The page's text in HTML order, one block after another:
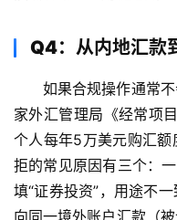
Q4：从内地汇款
如果合规操作通常
家外汇管理局《经常项
个人每年5万美元购汇
拒的常见原因有三个：
填“证券投资”，用途不